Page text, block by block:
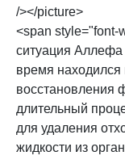
/></picture>
<span style="font-
ситуация Аллефа
время находился
восстановления
длительный
для удаления
жидкости из